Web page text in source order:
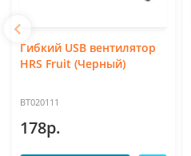
Гибкий USB вентилятор
HRS Fruit (Черный)
BT020111
178р.